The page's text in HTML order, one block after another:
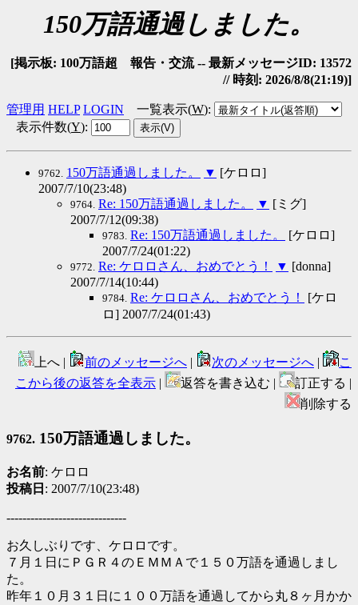
150万語通過しました。
[掲示板: 100万語超 報告・交流 -- 最新メッセージID: 13572
// 時刻: 2026/8/8(21:19)]
管理用 HELP LOGIN 一覧表示(W):
表示件数(Y):
9762. 150万語通過しました。 ▼ [ケロロ]
2007/7/10(23:48)
9764. Re: 150万語通過しました。 ▼ [ミグ]
2007/7/12(09:38)
9783. Re: 150万語通過しました。
[ケロロ]
2007/7/24(01:22)
9772. Re: ケロロさん、おめでとう！ ▼ [donna]
2007/7/14(10:44)
9784. Re: ケロロさん、おめでとう！
[ケロ
ロ] 2007/7/24(01:43)
上へ | 前のメッセージへ | 次のメッセージへ |
こ
こから後の返答を全表示 | 返答を書き込む |
訂正する |
削除する
9762. 150万語通過しました。
お名前: ケロロ
投稿日 : 2007/7/10(23:48)
------------------------------
お久しぶりです、ケロロです。
７月１日にＰＧＲ４のＥＭＭＡで１５０万語を通過しまし
た。
昨年１０月３１日に１００万語を通過してから丸８ヶ月かか